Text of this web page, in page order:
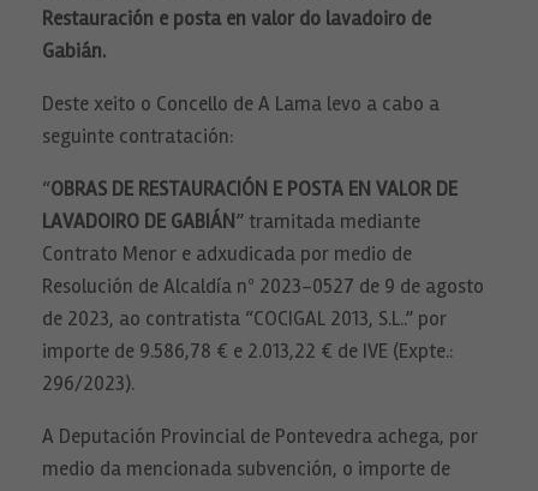
Restauración e posta en valor do lavadoiro de
Gabián.
Deste xeito o Concello de A Lama levo a cabo a
seguinte contratación:
“OBRAS DE RESTAURACIÓN E POSTA EN VALOR DE
LAVADOIRO DE GABIÁN” tramitada mediante
Contrato Menor e adxudicada por medio de
Resolución de Alcaldía nº 2023-0527 de 9 de agosto
de 2023, ao contratista “COCIGAL 2013, S.L..” por
importe de 9.586,78 € e 2.013,22 € de IVE (Expte.:
296/2023).
A Deputación Provincial de Pontevedra achega, por
medio da mencionada subvención, o importe de